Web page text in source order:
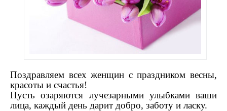
Поздравляем всех женщин с праздником весны,
красоты и счастья!
Пусть озаряются лучезарными улыбками ваши
лица, каждый день дарит добро, заботу и ласку.